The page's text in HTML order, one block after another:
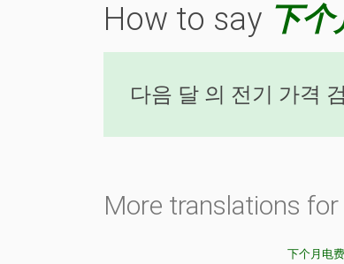
How to say 下
다음 달 의 전기 가격
More translations for
下个月电